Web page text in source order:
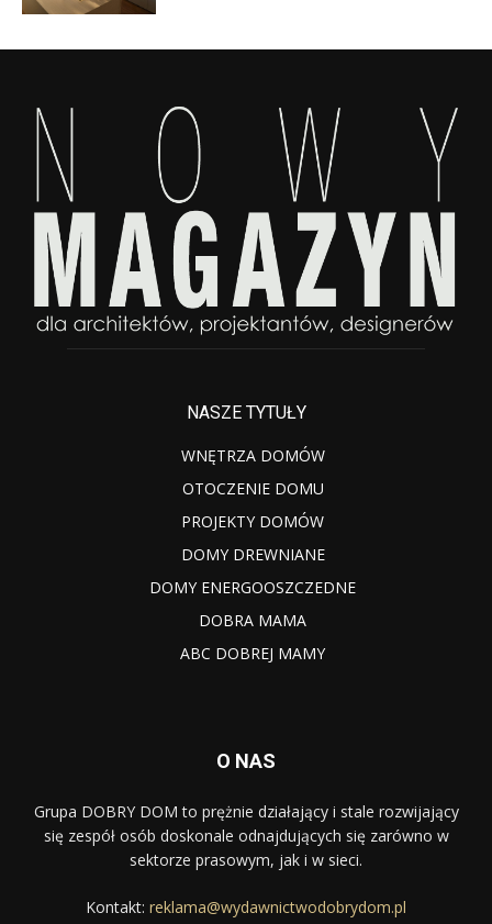
NASZE TYTUŁY
WNĘTRZA DOMÓW
OTOCZENIE DOMU
PROJEKTY DOMÓW
DOMY DREWNIANE
DOMY ENERGOOSZCZEDNE
DOBRA MAMA
ABC DOBREJ MAMY
O NAS
Grupa DOBRY DOM to prężnie działający i stale rozwijający
się zespół osób doskonale odnajdujących się zarówno w
sektorze prasowym, jak i w sieci.
Kontakt: reklama@wydawnictwodobrydom.pl